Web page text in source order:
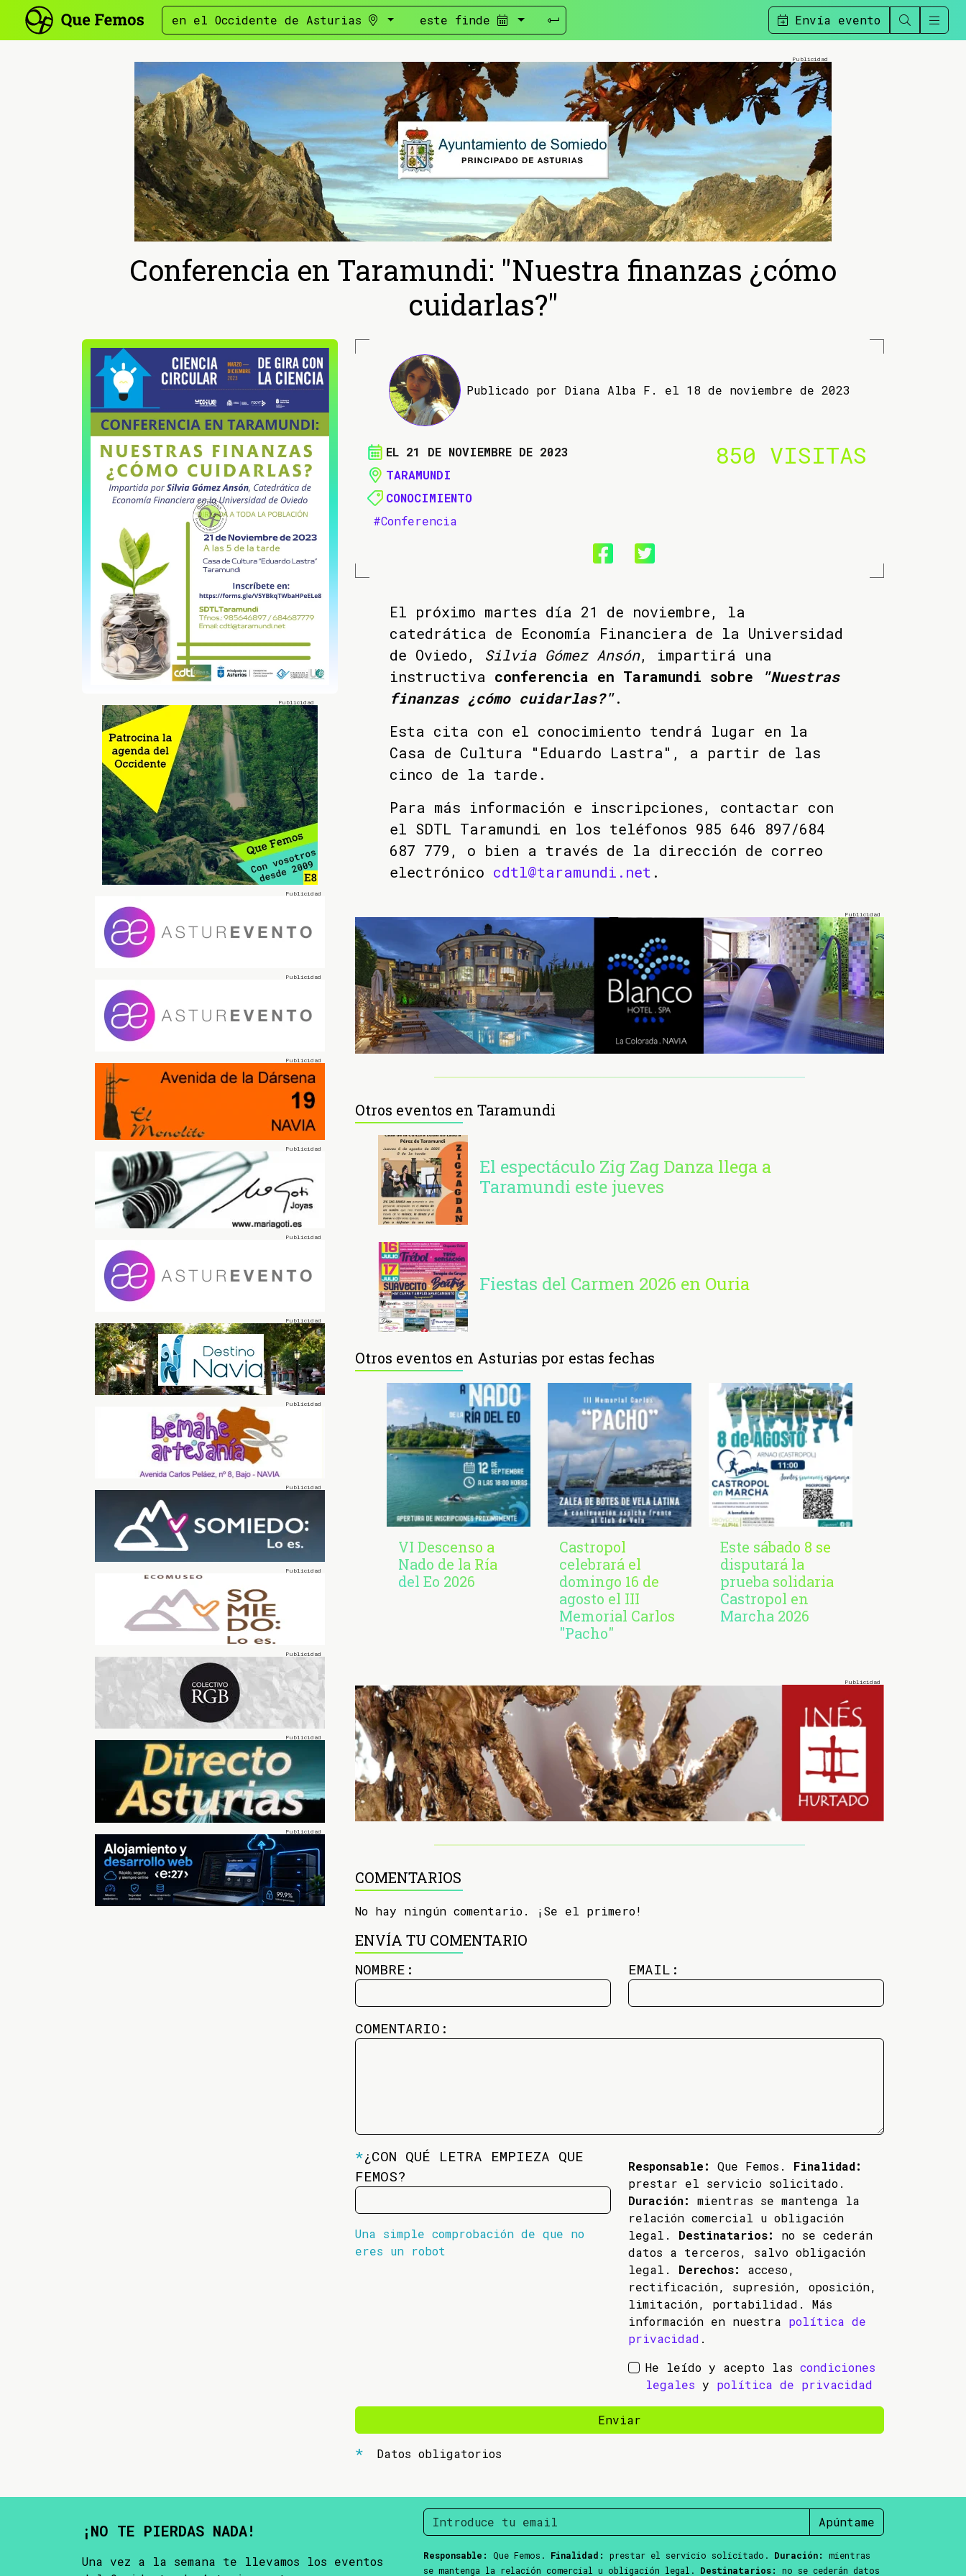
en el Occidente de Asturias este finde Envía evento
Conferencia en Taramundi: "Nuestra finanzas ¿cómo
cuidarlas?"
Publicado por Diana Alba F. el 18 de noviembre de 2023
EL 21 DE NOVIEMBRE DE 2023
TARAMUNDI
CONOCIMIENTO
#Conferencia
850 VISITAS
El próximo martes día 21 de noviembre, la
catedrática de Economía Financiera de la Universidad
de Oviedo,
Silvia Gómez Ansón, impartirá una
instructiva conferencia en Taramundi sobre
"Nuestras
finanzas ¿cómo cuidarlas?".
Esta cita con el conocimiento tendrá lugar en la
Casa de Cultura "Eduardo Lastra", a partir de las
cinco de la tarde.
Para más información e inscripciones, contactar con
el SDTL Taramundi en los teléfonos 985 646 897/684
687 779, o bien a través de la dirección de correo
electrónico cdtl@taramundi.net .
Otros eventos en Taramundi
El espectáculo Zig Zag Danza llega a
Taramundi este jueves
Fiestas del Carmen 2026 en Ouria
Otros eventos en Asturias por estas fechas
VI Descenso a
Nado de la Ría
del Eo 2026
Castropol
celebrará el
domingo 16 de
agosto el III
Memorial Carlos
"Pacho"
Este sábado 8 se
disputará la
prueba solidaria
Castropol en
Marcha 2026
COMENTARIOS
No hay ningún comentario. ¡Se el primero!
ENVÍA TU COMENTARIO
NOMBRE: EMAIL:
COMENTARIO:
*¿CON QUÉ LETRA EMPIEZA QUE
FEMOS?
Una simple comprobación de que no
eres un robot
Responsable: Que Femos. Finalidad:
prestar el servicio solicitado.
Duración:
mientras se mantenga la
relación comercial u obligación
legal. Destinatarios:
no se cederán
datos a terceros, salvo obligación
legal. Derechos:
acceso,
rectificación, supresión, oposición,
limitación, portabilidad. Más
información en nuestra política de
privacidad .
He leído y acepto las condiciones
legales y política de privacidad
Enviar
Datos obligatorios
¡NO TE PIERDAS NADA!
Una vez a la semana te llevamos los eventos
Apúntame
Responsable: Que Femos. Finalidad: prestar el servicio solicitado. Duración:
mientras
se mantenga la relación comercial u obligación legal. Destinatarios: no se cederán datos